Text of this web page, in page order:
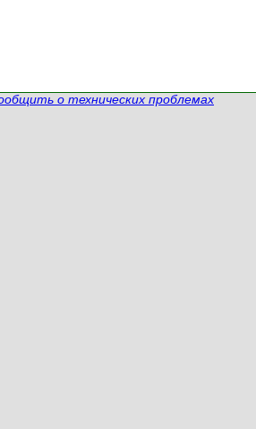
о технических проблемах